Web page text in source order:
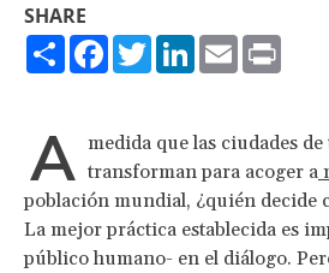
SHARE
ShareFacebook
TwitterLinkedIn
Email
A medida que las ciudades
transforman para acoger a
población mundial, ¿quién decide
La mejor práctica establecida es
público humano- en el diálogo.